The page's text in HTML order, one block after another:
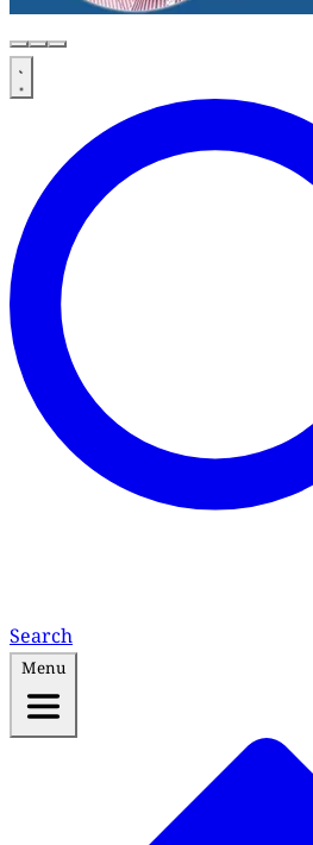
Search
Menu